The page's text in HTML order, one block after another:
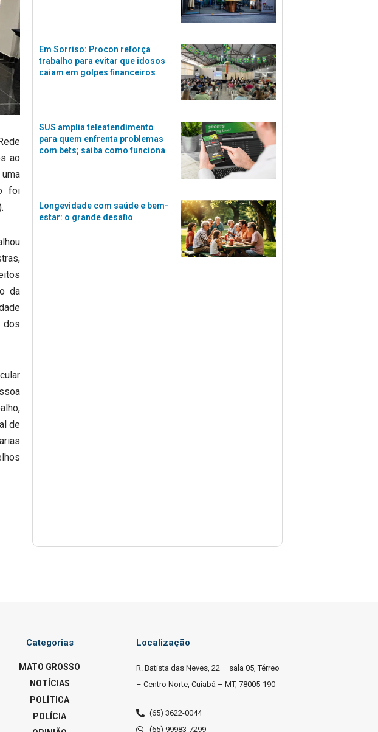
ao
foi
da
de
Em Sorriso: Procon reforça
trabalho para evitar que idosos
caiam em golpes financeiros
SUS amplia teleatendimento
para quem enfrenta problemas
com bets; saiba como funciona
Longevidade com saúde e bem-
estar: o grande desafio
Categorias
MATO GROSSO
NOTÍCIAS
POLÍTICA
POLÍCIA
Localização
R. Batista das Neves, 22 – sala 05, Térreo
– Centro Norte, Cuiabá – MT, 78005-190
(65) 3622-0044
(65) 99983-7299